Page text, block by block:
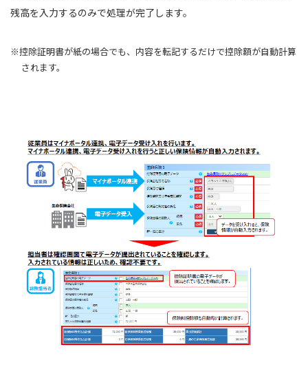
残高を入力するのみで処理が完了します。
※控除証明書が紙の場合でも、内容を転記するだけで控除額が自動計算
されます。